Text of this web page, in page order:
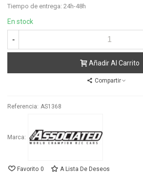
Tiempo de entrega: 24h-48h
En stock
-
Añadir Al Carrito
Compartir
Referencia: AS1368
Marca:
Favorito 0 A Lista De Deseos